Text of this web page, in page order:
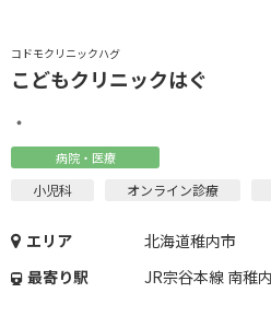
コドモクリニックハグ
こどもクリニックはぐ
・
病院・医療
小児科 オンライン診療
エリア
北海道稚内市
最寄り駅
JR宗谷本線 南稚